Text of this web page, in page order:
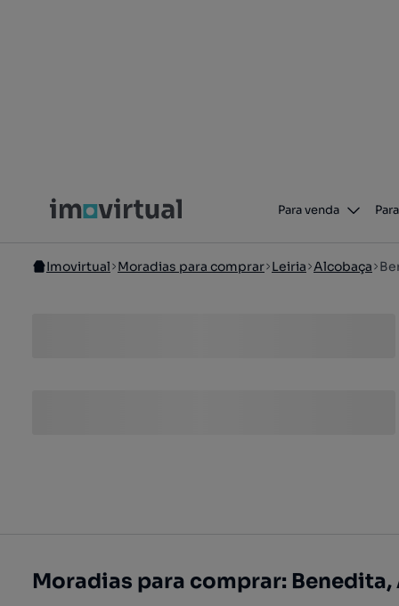
Para venda
Imovirtual Moradias para comprar Leiria Alcobaça
Moradias para comprar: